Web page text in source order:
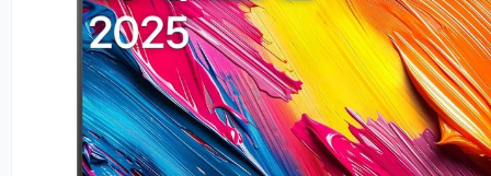
Tần số quét thực
Chất liệu chân đế
Chất liệu viền tivi
Nơi sản xuất